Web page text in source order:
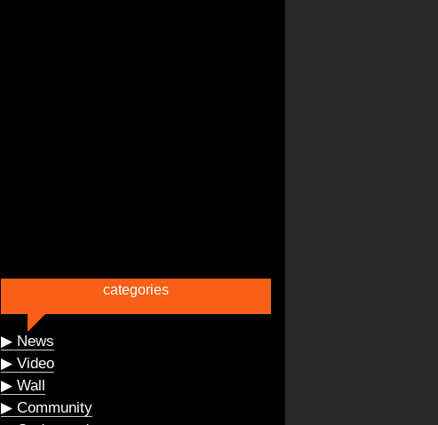
categories
▶ News
▶ Video
▶ Wall
▶ Community